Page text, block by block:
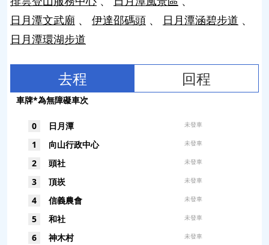
日月潭文武廟
伊達邵碼頭
日月潭涵碧步道
日月潭環湖步道
去程 回程
車牌*為無障礙車次
0 日月潭 未發車
1 向山行政中心 未發車
2 頭社 未發車
3 頂崁 未發車
4 信義農會 未發車
5 和社 未發車
6 神木村 未發車